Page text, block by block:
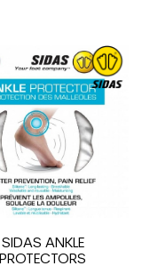
SIDAS ANKLE
PROTECTORS